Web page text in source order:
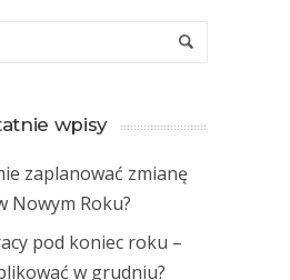
wpisy
zaplanować zmianę
Nowym Roku?
pod koniec roku –
w grudniu?